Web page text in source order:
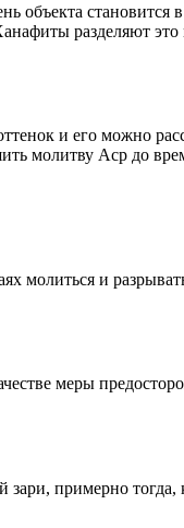
объекта
разделяют
и его можно
молитву Аср до
молиться и
меры
примерно